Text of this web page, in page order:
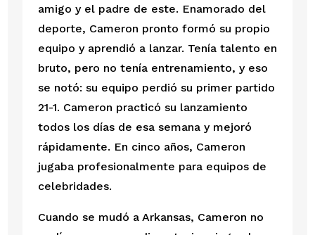
amigo y el padre de este. Enamorado del
deporte, Cameron pronto formó su propio
equipo y aprendió a lanzar. Tenía talento en
bruto, pero no tenía entrenamiento, y eso
se notó: su equipo perdió su primer partido
21-1. Cameron practicó su lanzamiento
todos los días de esa semana y mejoró
rápidamente. En cinco años, Cameron
jugaba profesionalmente para equipos de
celebridades.
Cuando se mudó a Arkansas, Cameron no